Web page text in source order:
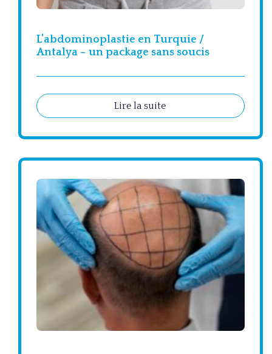
L’abdominoplastie en Turquie /
Antalya – un package sans soucis
Lire la suite